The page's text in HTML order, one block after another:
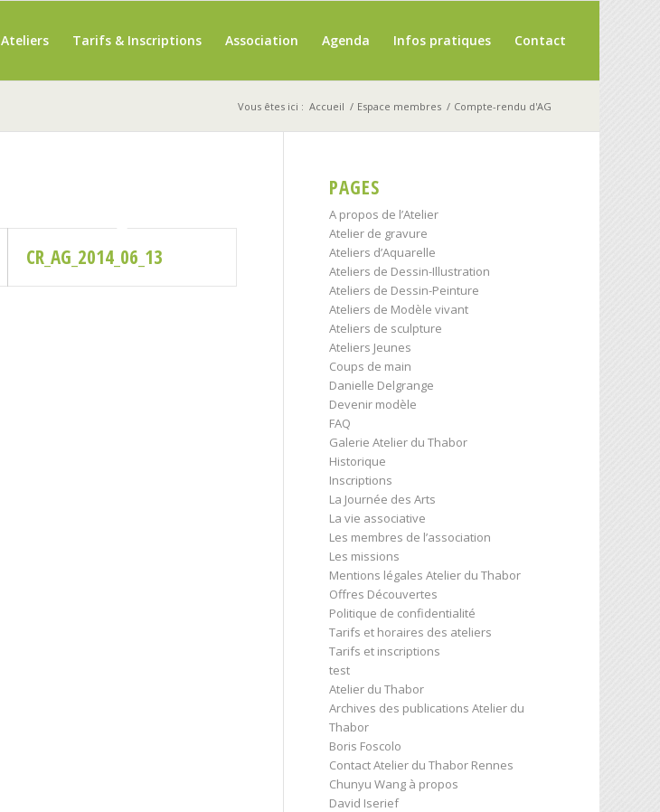
Ateliers Tarifs & Inscriptions Association Agenda Infos pratiques Contact
Vous êtes ici : Accueil / Espace membres / Compte-rendu d'AG
CR_AG_2014_06_13
PAGES
A propos de l’Atelier
Atelier de gravure
Ateliers d’Aquarelle
Ateliers de Dessin-Illustration
Ateliers de Dessin-Peinture
Ateliers de Modèle vivant
Ateliers de sculpture
Ateliers Jeunes
Coups de main
Danielle Delgrange
Devenir modèle
FAQ
Galerie Atelier du Thabor
Historique
Inscriptions
La Journée des Arts
La vie associative
Les membres de l’association
Les missions
Mentions légales Atelier du Thabor
Offres Découvertes
Politique de confidentialité
Tarifs et horaires des ateliers
Tarifs et inscriptions
test
Atelier du Thabor
Archives des publications Atelier du
Thabor
Boris Foscolo
Contact Atelier du Thabor Rennes
Chunyu Wang à propos
David Iserief